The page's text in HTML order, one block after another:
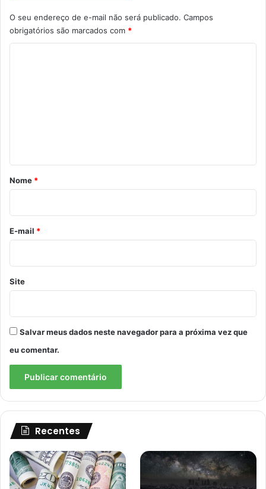
O seu endereço de e-mail não será publicado. Campos
obrigatórios são marcados com *
r
i
o
*
Nome *
E-mail *
Site
Salvar meus dados neste navegador para a próxima vez que
eu comentar.
Recentes